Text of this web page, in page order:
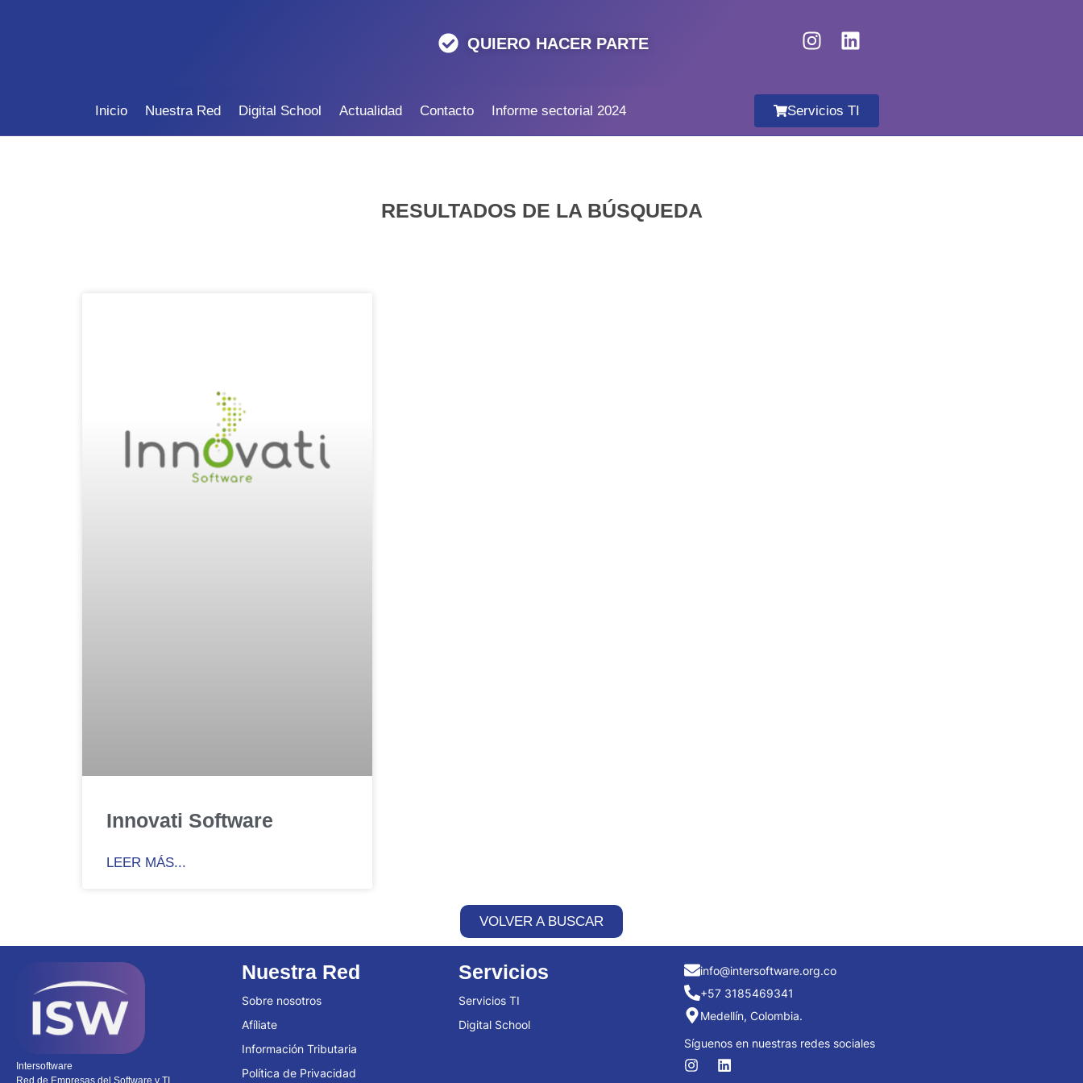
QUIERO HACER PARTE
Inicio Nuestra Red Digital School Actualidad Contacto Informe sectorial 2024 Servicios TI
RESULTADOS DE LA BÚSQUEDA
Innovati Software
LEER MÁS...
VOLVER A BUSCAR
Intersoftware
Red de Empresas del Software y TI
Nuestra Red
Sobre nosotros
Afíliate
Información Tributaria
Política de Privacidad
Servicios
Servicios TI
Digital School
info@intersoftware.org.co
+57 3185469341
Medellín, Colombia.
Síguenos en nuestras redes sociales